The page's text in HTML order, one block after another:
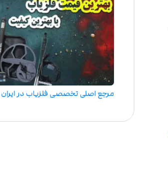
مرجع اصلی تخصصی فلزیاب در ایران